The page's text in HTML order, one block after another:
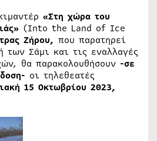
«Στη χώρα του
(Into the Land of Ice
Ζήρου, που παρατηρεί
των Σάμι και τις εναλλαγές
θα παρακολουθήσουν -σε
οι τηλεθεατές
15 Οκτωβρίου 2023,